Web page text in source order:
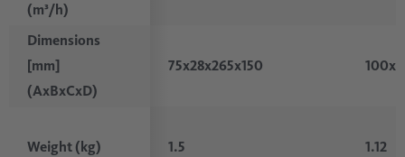
(m³/h)
Dimensions
[mm]
(AxBxCxD)
Weight (kg)
75x28x265x150
1.5 1.12